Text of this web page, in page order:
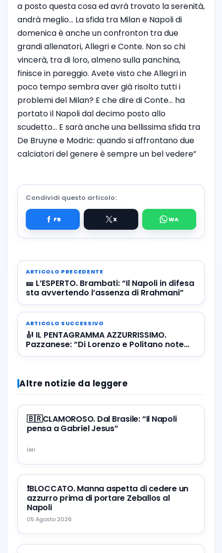
a posto questa cosa ed avrà trovato la serenità,
andrà meglio… La sfida tra Milan e Napoli di
domenica è anche un confronton tra due
grandi allenatori, Allegri e Conte. Non so chi
vincerà, tra di loro, almeno sulla panchina,
finisce in pareggio. Avete visto che Allegri in
poco tempo sembra aver già risolto tutti i
problemi del Milan? E che dire di Conte… ha
portato il Napoli dal decimo posto allo
scudetto… E sarà anche una bellissima sfida tra
De Bruyne e Modric: quando si affrontano due
calciatori del genere è sempre un bel vedere”
Condividi questo articolo:
ARTICOLO PRECEDENTE
🎫 L’ESPERTO. Brambati: “Il Napoli in difesa
sta avvertendo l’assenza di Rrahmani”
ARTICOLO SUCCESSIVO
🎻 IL PENTAGRAMMA AZZURRISSIMO.
Pazzanese: “Di Lorenzo e Politano note
stonate, bene invece…”
Altre notizie da leggere
🇧🇷CLAMOROSO. Dal Brasile: “Il Napoli
pensa a Gabriel Jesus”
Ieri
❗️BLOCCATO. Manna aspetta di cedere un
azzurro prima di portare Zeballos al
Napoli
05 Agosto 2026